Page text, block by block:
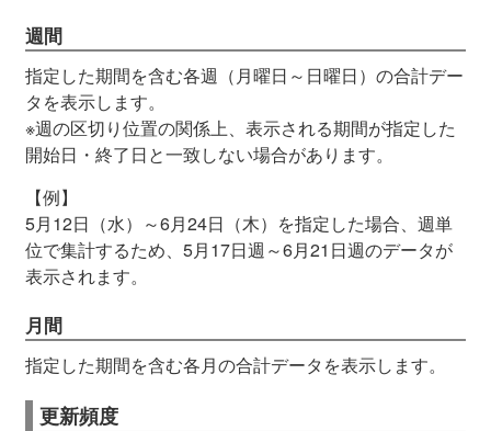
週間
指定した期間を含む各週（月曜日～日曜日）の合計デー
タを表示します。
※週の区切り位置の関係上、表示される期間が指定した
開始日・終了日と一致しない場合があります。
【例】
5月12日（水）～6月24日（木）を指定した場合、週単
位で集計するため、5月17日週～6月21日週のデータが
表示されます。
月間
指定した期間を含む各月の合計データを表示します。
更新頻度